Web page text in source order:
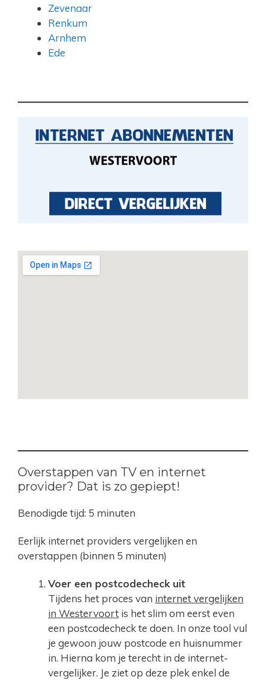
Zevenaar
Renkum
Arnhem
Ede
Overstappen van TV en internet
provider? Dat is zo gepiept!
Benodigde tijd: 5 minuten
Eerlijk internet providers vergelijken en
overstappen (binnen 5 minuten)
Voer een postcodecheck uit
Tijdens het proces van internet vergelijken
in Westervoort is het slim om eerst even
een postcodecheck te doen. In onze tool vul
je gewoon jouw postcode en huisnummer
in. Hierna kom je terecht in de internet-
vergelijker. Je ziet op deze plek enkel de